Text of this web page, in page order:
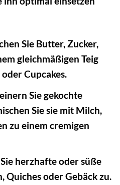
Sie Butter, Zucker,
gleichmäßigen Teig
Cupcakes.
Sie gekochte
Sie sie mit Milch,
zu einem cremigen
herzhafte oder süße
Quiches oder Gebäck zu.